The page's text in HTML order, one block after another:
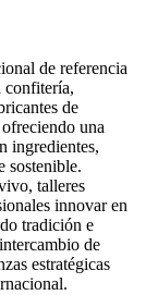
de referencia
confitería,
de
una
ingredientes,
sostenible.
talleres
innovar en
tradición e
de
estratégicas